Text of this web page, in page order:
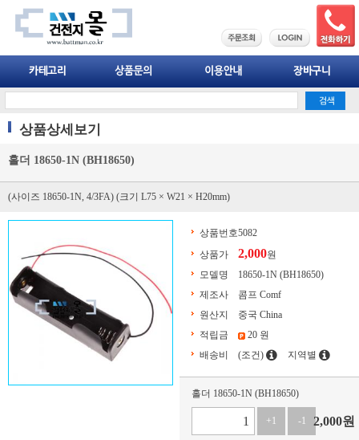
상품상세보기
홀더 18650-1N (BH18650)
(사이즈 18650-1N, 4/3FA) (크기 L75 × W21 × H20mm)
상품번호5082
상품가
2,000원
모델명
18650-1N (BH18650)
제조사
콤프 Comf
원산지
중국 China
적립금
20 원
배송비
(조건) 지역별
홀더 18650-1N (BH18650)
+1 -1 2,000원